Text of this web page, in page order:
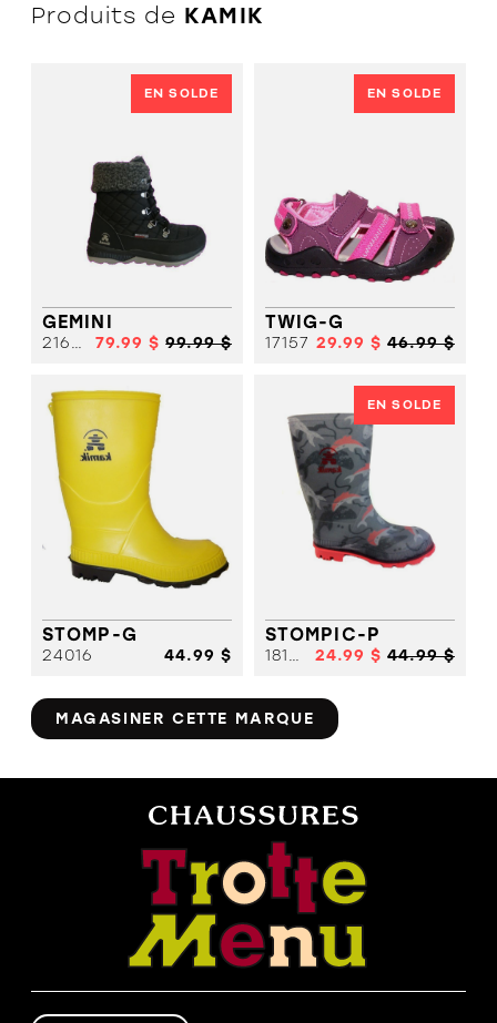
SANDALE
SPORT
SANDALE
CHIC
GARCON
BOTTE
HIVER
SOLDES
SANDALE
SOULIER
BOTTE HIVER
SOLDES
Produits de KAMIK
EN SOLDE
GEMINI
21673 79.99 $ 99.99 $
EN SOLDE
TWIG-G
17157 29.99 $ 46.99 $
STOMP-G
24016 44.99 $
EN SOLDE
STOMPIC-P
18192 24.99 $ 44.99 $
MAGASINER CETTE MARQUE